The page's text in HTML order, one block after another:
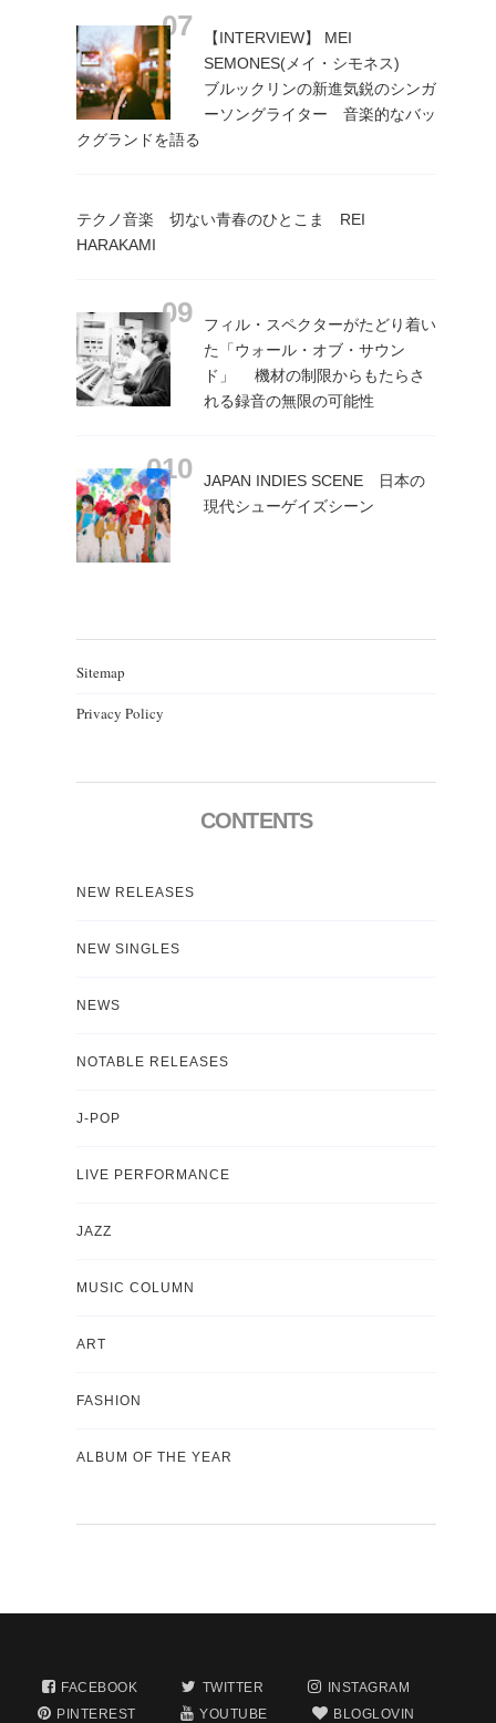
【INTERVIEW】 MEI
SEMONES(メイ・シモネス)
ブルックリンの新進気鋭のシンガ
ーソングライター 音楽的なバッ
クグランドを語る
テクノ音楽 切ない青春のひとこま REI
HARAKAMI
フィル・スペクターがたどり着い
た「ウォール・オブ・サウン
ド」 機材の制限からもたらさ
れる録音の無限の可能性
JAPAN INDIES SCENE 日本の
現代シューゲイズシーン
Sitemap
Privacy Policy
CONTENTS
NEW RELEASES
NEW SINGLES
NEWS
NOTABLE RELEASES
J-POP
LIVE PERFORMANCE
JAZZ
MUSIC COLUMN
ART
FASHION
ALBUM OF THE YEAR
FACEBOOK TWITTER
INSTAGRAM
PINTEREST
YOUTUBE BLOGLOVIN